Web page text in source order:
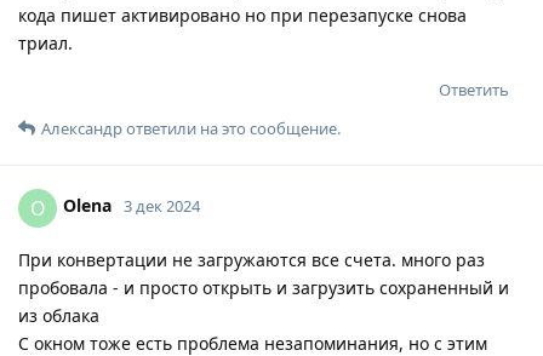
кода пишет активировано но при перезапуске снова
триал.
Ответить
Александрответили на это сообщение.
O Olena 3 дек 2024
При конвертации не загружаются все счета. много раз
пробовала - и просто открыть и загрузить сохраненный и
из облака
С окном тоже есть проблема незапоминания, но с этим